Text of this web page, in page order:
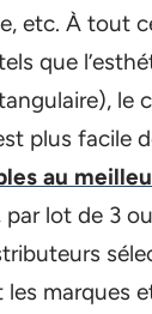
etc. À tout
que
le
plus facile
au
lot de 3
marques